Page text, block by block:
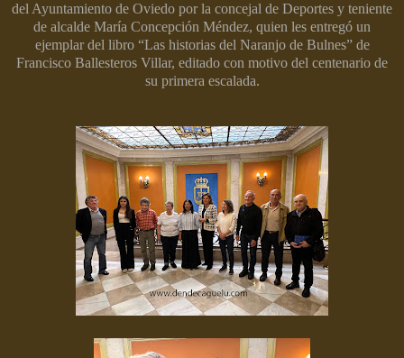
del Ayuntamiento de Oviedo por la concejal de Deportes y teniente
de alcalde María Concepción Méndez, quien les entregó un
ejemplar del libro “Las historias del Naranjo de Bulnes” de
Francisco Ballesteros Villar, editado con motivo del centenario de
su primera escalada.